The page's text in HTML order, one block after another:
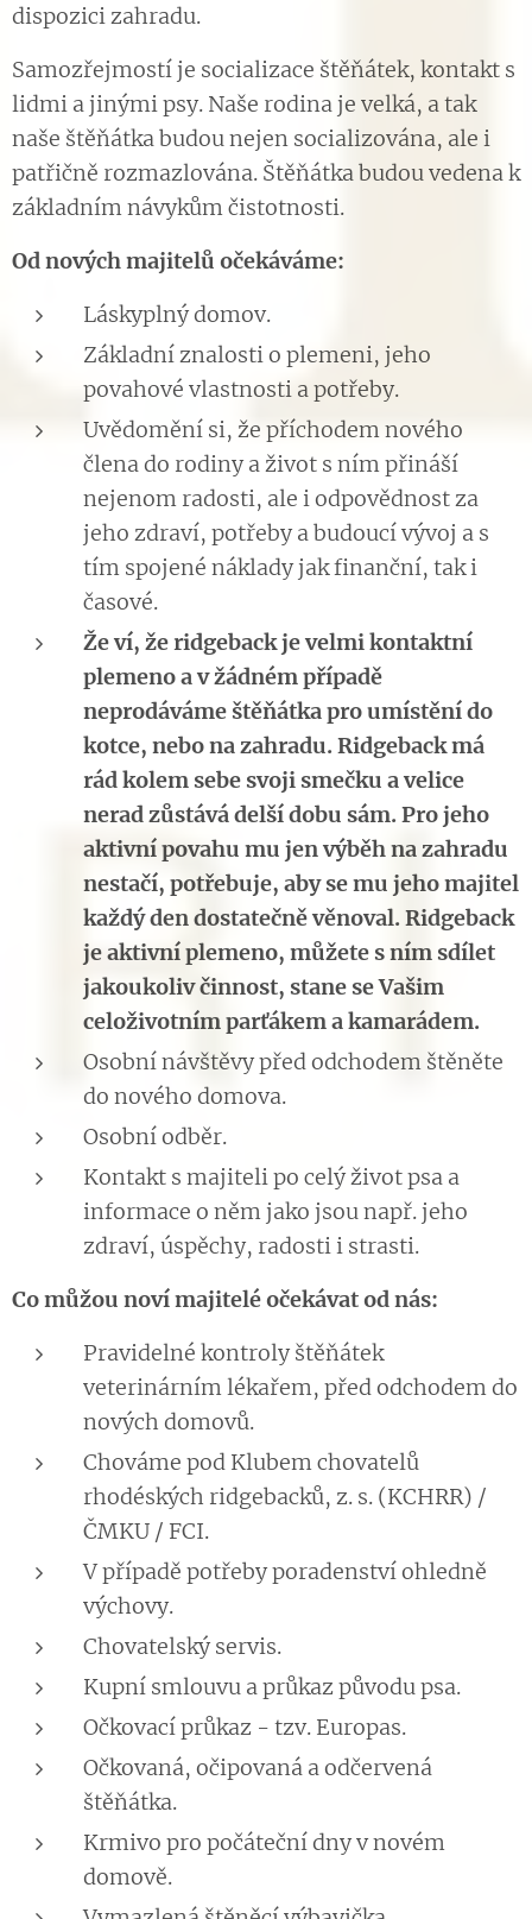
dispozici zahradu.
Samozřejmostí je socializace štěňátek, kontakt s
lidmi a jinými psy. Naše rodina je velká, a tak
naše štěňátka budou nejen socializována, ale i
patřičně rozmazlována. Štěňátka budou vedena k
základním návykům čistotnosti.
Od nových majitelů očekáváme:
Láskyplný domov.
Základní znalosti o plemeni, jeho
povahové vlastnosti a potřeby.
Uvědomění si, že příchodem nového
člena do rodiny a život s ním přináší
nejenom radosti, ale i odpovědnost za
jeho zdraví, potřeby a budoucí vývoj a s
tím spojené náklady jak finanční, tak i
časové.
Že ví, že ridgeback je velmi kontaktní
plemeno a v žádném případě
neprodáváme štěňátka pro umístění do
kotce, nebo na zahradu. Ridgeback má
rád kolem sebe svoji smečku a velice
nerad zůstává delší dobu sám. Pro jeho
aktivní povahu mu jen výběh na zahradu
nestačí, potřebuje, aby se mu jeho majitel
každý den dostatečně věnoval. Ridgeback
je aktivní plemeno, můžete s ním sdílet
jakoukoliv činnost, stane se Vašim
celoživotním parťákem a kamarádem.
Osobní návštěvy před odchodem štěněte
do nového domova.
Osobní odběr.
Kontakt s majiteli po celý život psa a
informace o něm jako jsou např. jeho
zdraví, úspěchy, radosti i strasti.
Co můžou noví majitelé očekávat od nás:
Pravidelné kontroly štěňátek
veterinárním lékařem, před odchodem do
nových domovů.
Chováme pod Klubem chovatelů
rhodéských ridgebacků, z. s. (KCHRR) /
ČMKU / FCI.
V případě potřeby poradenství ohledně
výchovy.
Chovatelský servis.
Kupní smlouvu a průkaz původu psa.
Očkovací průkaz - tzv. Europas.
Očkovaná, očipovaná a odčervená
štěňátka.
Krmivo pro počáteční dny v novém
domově.